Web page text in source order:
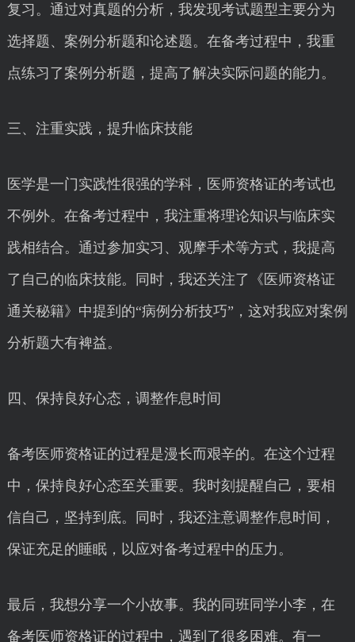
复习。通过对真题的分析，我发现考试题型主要分为
选择题、案例分析题和论述题。在备考过程中，我重
点练习了案例分析题，提高了解决实际问题的能力。
三、注重实践，提升临床技能
医学是一门实践性很强的学科，医师资格证的考试也
不例外。在备考过程中，我注重将理论知识与临床实
践相结合。通过参加实习、观摩手术等方式，我提高
了自己的临床技能。同时，我还关注了《医师资格证
通关秘籍》中提到的“病例分析技巧”，这对我应对案例
分析题大有裨益。
四、保持良好心态，调整作息时间
备考医师资格证的过程是漫长而艰辛的。在这个过程
中，保持良好心态至关重要。我时刻提醒自己，要相
信自己，坚持到底。同时，我还注意调整作息时间，
保证充足的睡眠，以应对备考过程中的压力。
最后，我想分享一个小故事。我的同班同学小李，在
备考医师资格证的过程中，遇到了很多困难。有一